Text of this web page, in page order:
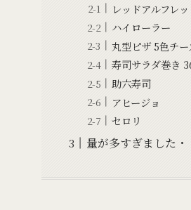
レッドアルフレ
ハイローラー
丸型ピザ 5色チー
寿司サラダ巻き
助六寿司
アヒージョ
セロリ
量が多すぎました・